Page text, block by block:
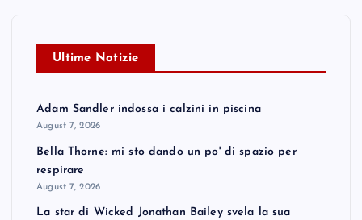
Ultime Notizie
Adam Sandler indossa i calzini in piscina
August 7, 2026
Bella Thorne: mi sto dando un po' di spazio per
respirare
August 7, 2026
La star di Wicked Jonathan Bailey svela la sua